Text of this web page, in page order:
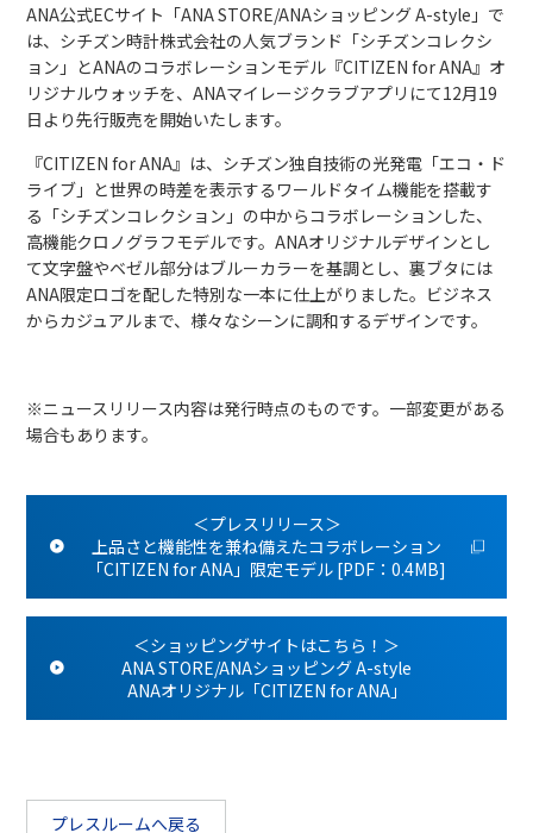
ANA公式ECサイト「ANA STORE/ANAショッピング A-style」で
は、シチズン時計株式会社の人気ブランド「シチズンコレクシ
ョン」とANAのコラボレーションモデル『CITIZEN for ANA』オ
リジナルウォッチを、ANAマイレージクラブアプリにて12月19
日より先行販売を開始いたします。
『CITIZEN for ANA』は、シチズン独自技術の光発電「エコ・ド
ライブ」と世界の時差を表示するワールドタイム機能を搭載す
る「シチズンコレクション」の中からコラボレーションした、
高機能クロノグラフモデルです。ANAオリジナルデザインとし
て文字盤やベゼル部分はブルーカラーを基調とし、裏ブタには
ANA限定ロゴを配した特別な⼀本に仕上がりました。ビジネス
からカジュアルまで、様々なシーンに調和するデザインです。
※ニュースリリース内容は発行時点のものです。一部変更がある
場合もあります。
＜プレスリリース＞
上品さと機能性を兼ね備えたコラボレーション
「CITIZEN for ANA」限定モデル [PDF：0.4MB]
＜ショッピングサイトはこちら！＞
ANA STORE/ANAショッピング A-style
ANAオリジナル「CITIZEN for ANA」
プレスルームへ戻る